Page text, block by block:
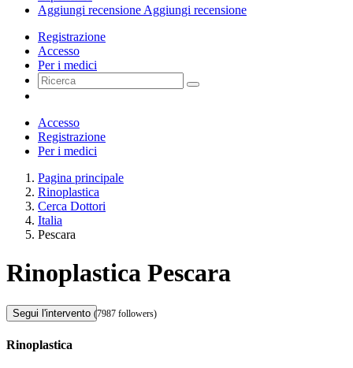
Aggiungi recensione Aggiungi recensione
Registrazione
Accesso
Per i medici
Accesso
Registrazione
Per i medici
Pagina principale
Rinoplastica
Cerca Dottori
Italia
Pescara
Rinoplastica Pescara
Segui l'intervento (7987 followers)
Rinoplastica